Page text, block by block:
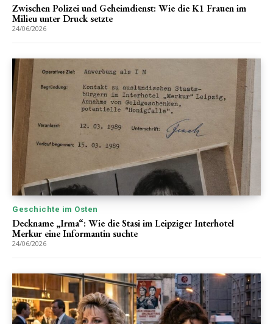
Zwischen Polizei und Geheimdienst: Wie die K1 Frauen im
Milieu unter Druck setzte
24/06/2026
Geschichte im Osten
Deckname „Irma“: Wie die Stasi im Leipziger Interhotel
Merkur eine Informantin suchte
24/06/2026